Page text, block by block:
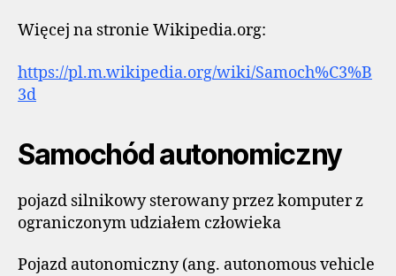
Więcej na stronie Wikipedia.org:
https://pl.m.wikipedia.org/wiki/Samoch%C3%B
3d
Samochód autonomiczny
pojazd silnikowy sterowany przez komputer z
ograniczonym udziałem człowieka
Pojazd autonomiczny (ang. autonomous vehicle